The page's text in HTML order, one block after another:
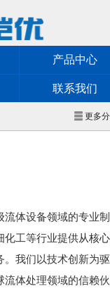
产品中心
联系我们
更多
流体设备领域的专业制
化工等行业提供从核心
。我们以技术创新为驱
流体处理领域的信赖伙